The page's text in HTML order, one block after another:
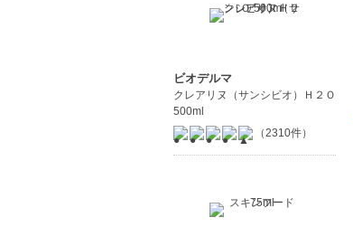
ビオデルマ
クレアリヌ（サンシビオ）Ｈ２Ｏ
500ml
（2310件）